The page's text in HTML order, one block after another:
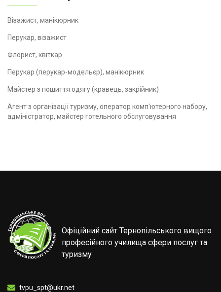
Візажист, манікюрник
Перукар, візажист
Флорист, квіткар
Перукар (перукар-модельєр), манікюрник
Майстер з пошиття одягу (кравець, закрійник)
Агент з організації туризму, оператор комп'ютерного набору,
адміністратор, майстер готельного обслуговування
Офіційний сайт Тернопільського вищого
професійного училища сфери послуг та
туризму
tvpu_spt@ukr.net